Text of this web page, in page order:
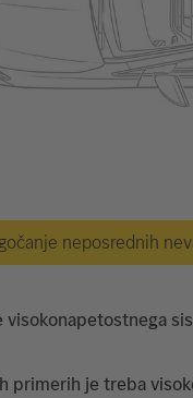
neposrednih
visokonapetostnega
primerih je treba